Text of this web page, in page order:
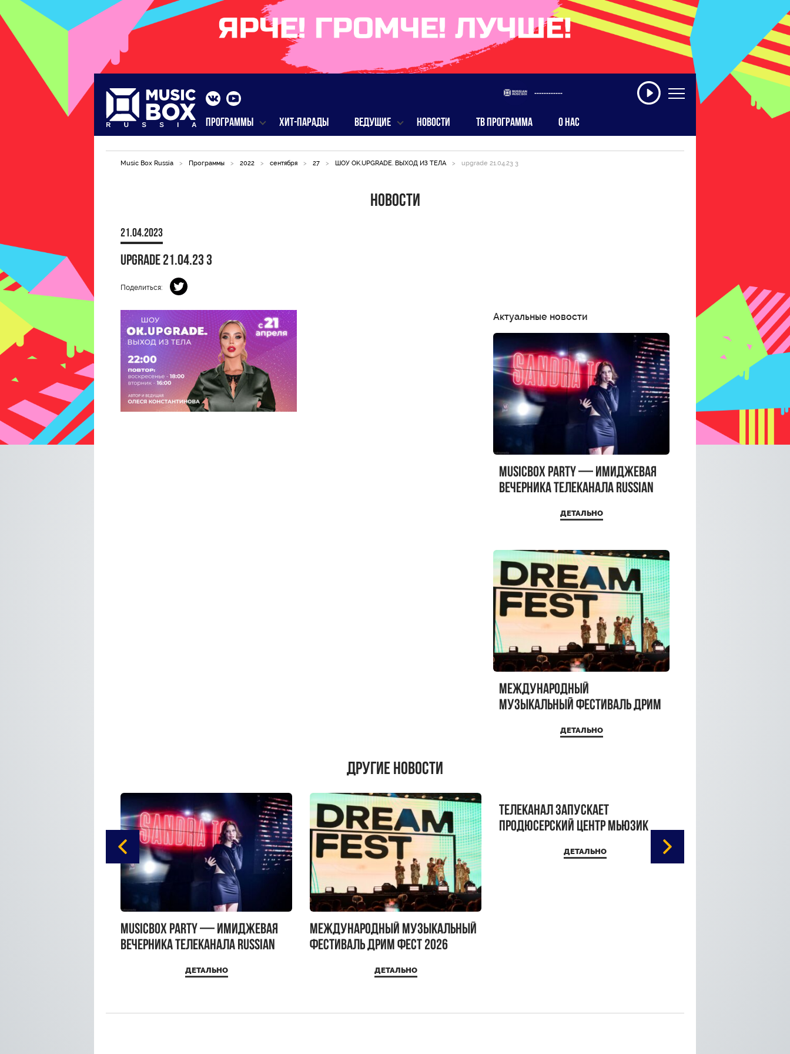
------------
ПРОГРАММЫ ХИТ-ПАРАДЫ ВЕДУЩИЕ НОВОСТИ ТВ ПРОГРАММА О НАС
Music Box Russia > Программы > 2022 > сентября > 27 > ШОУ OK.UPGRADE. ВЫХОД ИЗ ТЕЛА > upgrade 21.04.23 3
Новости
21.04.2023
upgrade 21.04.23 3
Поделиться:
Актуальные новости
MUSICBOX PARTY — имиджевая
вечерника телеканала RUSSIAN
ДЕТАЛЬНО
Международный
музыкальный фестиваль ДРИМ
ДЕТАЛЬНО
Другие новости
MUSICBOX PARTY — имиджевая
вечерника телеканала RUSSIAN
ДЕТАЛЬНО
Международный музыкальный
фестиваль ДРИМ ФЕСТ 2026
ДЕТАЛЬНО
Телеканал запускает
продюсерский центр Мьюзик
ДЕТАЛЬНО